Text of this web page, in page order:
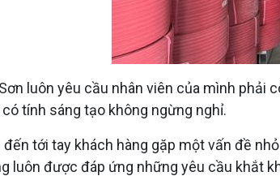
luôn yêu cầu nhân viên của mình phải
tính sáng tạo không ngừng nghỉ.
tới tay khách hàng gặp một vấn đề
luôn được đáp ứng những yêu cầu khắt